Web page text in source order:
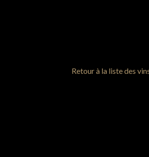
Retour à la liste des